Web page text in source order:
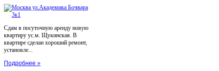
Сдам в посуточную аренду новую
квартиру ус.м. Щукинская. В
квартире сделан хороший ремонт,
установле...
Подробнее »